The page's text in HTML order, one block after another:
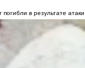
в результате